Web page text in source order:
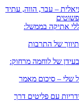
– עבר, הווה, עתיד
אתיקה בממשל:
של התרבות
של לוחמה מרחוק:
שלי – סיכום מאמר
עם פליטים דרך